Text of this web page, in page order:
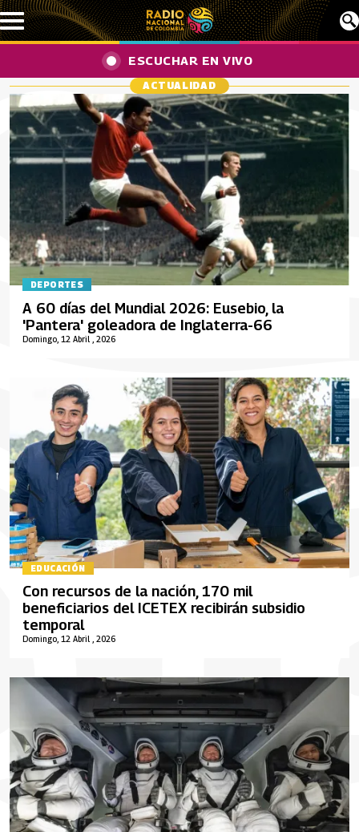
Pasar al contenido principal
ESCUCHAR EN VIVO
ACTUALIDAD
DEPORTES
Domingo, 12 Abril , 2026
A 60 días del Mundial 2026: Eusebio, la
'Pantera' goleadora de Inglaterra-66
EDUCACIÓN
Domingo, 12 Abril , 2026
Con recursos de la nación, 170 mil
beneficiarios del ICETEX recibirán subsidio
temporal